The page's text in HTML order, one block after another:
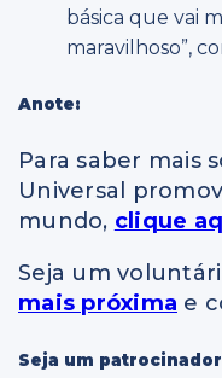
básica que vai
maravilhoso”,
Anote:
Para saber mais
Universal
mundo, clique
Seja um
mais próxima e
Seja um